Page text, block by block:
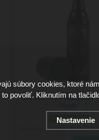
Hey Joe Premium Elixir
skladom 2 ks
Doručenie: v utorok 11.08.2026
súbory cookies, ktoré
to povoliť. Kliknutím na
Nastavenie